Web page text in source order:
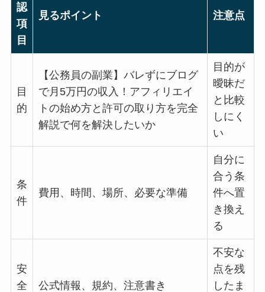
認
項
目
見るポイント 注意点
目
的
【公務員の副業】バレずにブログ
で月5万円の収入！アフィリエイ
トの始め方と許可の取り方を完全
解説で何を解決したいか
目的が
曖昧だ
と比較
しにく
い
条
件
費用、時間、場所、必要な準備
自分に
合う条
件へ置
き換え
る
安
全
公式情報、規約、注意書き
不安な
点を残
したま